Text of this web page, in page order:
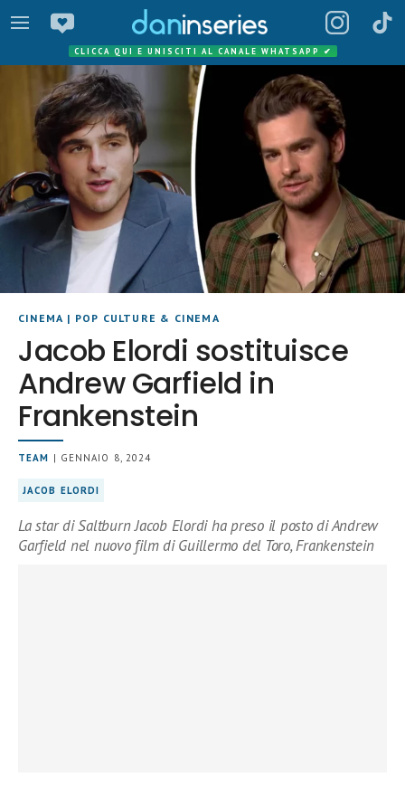
CLICCA QUI E UNISCITI AL CANALE WHATSAPP ✔
CINEMA | POP CULTURE & CINEMA
Jacob Elordi sostituisce
Andrew Garfield in
Frankenstein
TEAM | GENNAIO 8, 2024
JACOB ELORDI
La star di Saltburn Jacob Elordi ha preso il posto di Andrew
Garfield nel nuovo film di Guillermo del Toro, Frankenstein